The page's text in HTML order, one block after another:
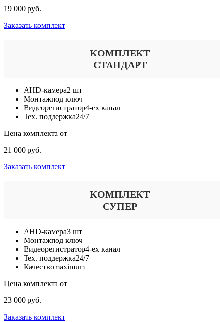
19 000 руб.
Заказать комплект
КОМПЛЕКТ
СТАНДАРТ
AHD-камера2 шт
Монтажпод ключ
Видеорегистратор4-ех канал
Тех. поддержка24/7
Цена комплекта от
21 000 руб.
Заказать комплект
КОМПЛЕКТ
СУПЕР
AHD-камера3 шт
Монтажпод ключ
Видеорегистратор4-ех канал
Тех. поддержка24/7
Качествоmaximum
Цена комплекта от
23 000 руб.
Заказать комплект